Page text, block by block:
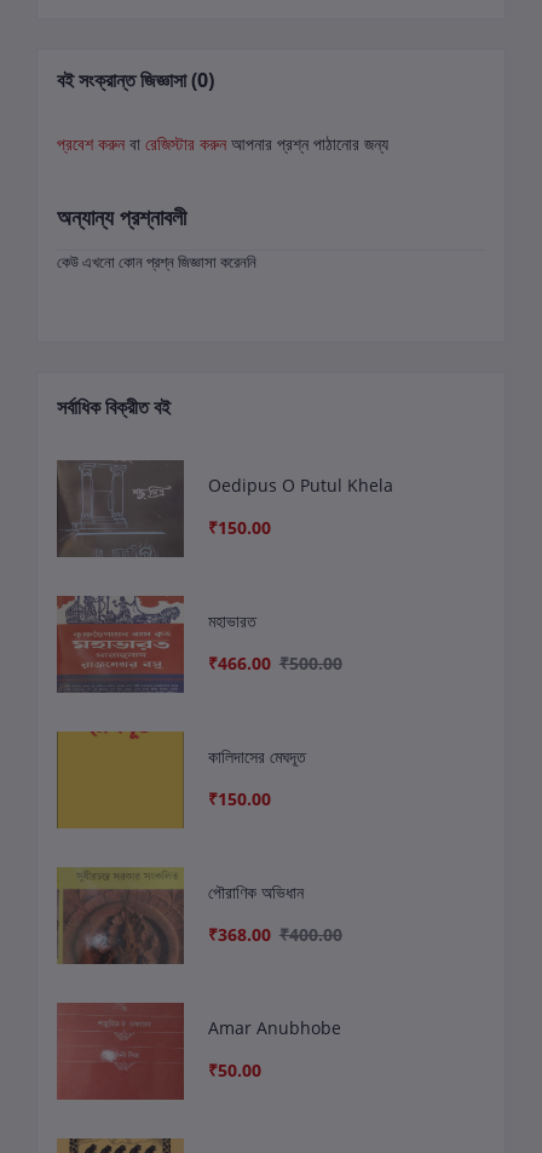
বই সংক্রান্ত জিজ্ঞাসা (0)
প্রবেশ করুন বা রেজিস্টার করুন আপনার প্রশ্ন পাঠানোর জন্য
অন্যান্য প্রশ্নাবলী
কেউ এখনো কোন প্রশ্ন জিজ্ঞাসা করেননি
সর্বাধিক বিক্রীত বই
Oedipus O Putul Khela
₹150.00
মহাভারত
₹466.00 ₹500.00
কালিদাসের মেঘদূত
₹150.00
পৌরাণিক অভিধান
₹368.00 ₹400.00
Amar Anubhobe
₹50.00